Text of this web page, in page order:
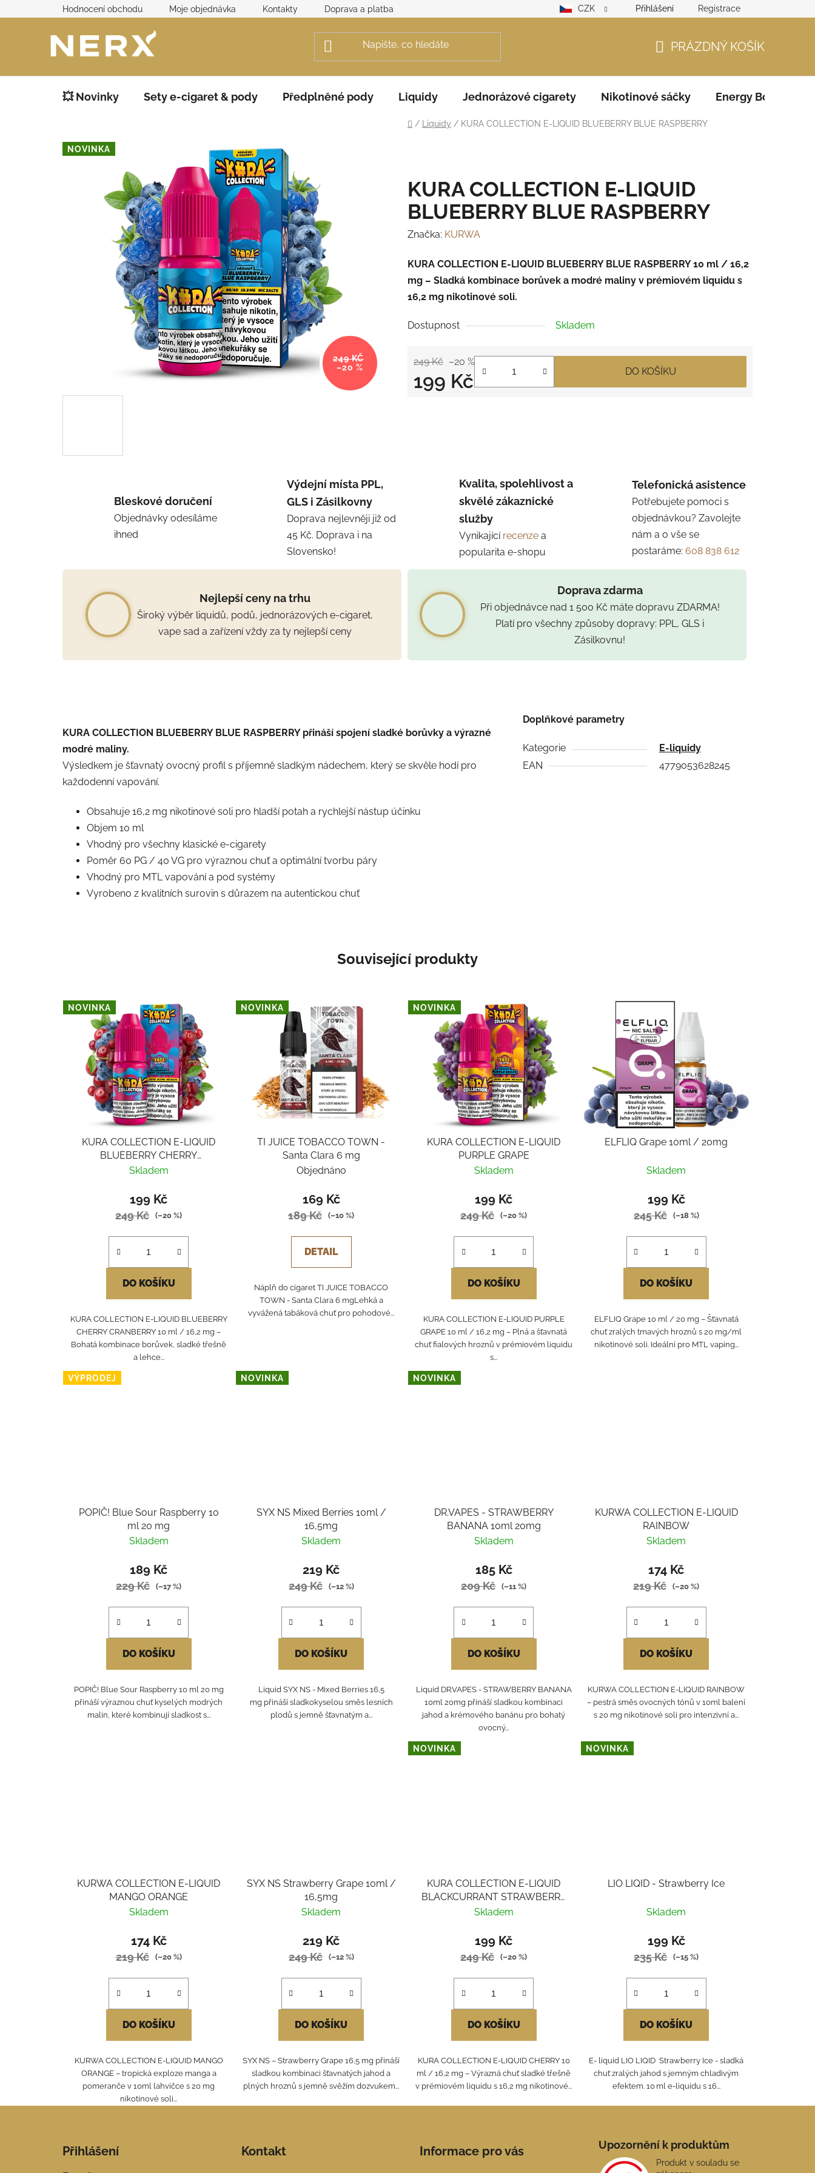
na
Hodnocení obchodu Moje objednávka Kontakty Doprava a platba Reklamační řád GDPR Zodpovědný prodejce – ověření věku
CZK Přihlášení Registrace
KOŠÍK
PRÁZDNÝ KOŠÍK
💥 Novinky Sety e-cigaret & pody Předplněné pody Liquidy Jednorázové cigarety Nikotinové sáčky Energy Boosters
Domů
/ Liquidy / KURA COLLECTION E-LIQUID BLUEBERRY BLUE RASPBERRY
KURA COLLECTION E-LIQUID
BLUEBERRY BLUE RASPBERRY
Značka: KURWA
KURA COLLECTION E-LIQUID BLUEBERRY BLUE RASPBERRY 10 ml / 16,2
mg – Sladká kombinace borůvek a modré maliny v prémiovém liquidu s
16,2 mg nikotinové soli.
Dostupnost Skladem
249 Kč –20 %
199 Kč DO KOŠÍKU
NOVINKA
249 KČ
–20 %
Bleskové doručení
Objednávky odesíláme
ihned
Výdejní místa PPL,
GLS i Zásilkovny
Doprava nejlevněji již od
45 Kč. Doprava i na
Slovensko!
Kvalita, spolehlivost a
skvělé zákaznické
služby
Vynikající recenze a
popularita e-shopu
Telefonická asistence
Potřebujete pomoci s
objednávkou? Zavolejte
nám a o vše se
postaráme: 608 838 612
Nejlepší ceny na trhu
Široký výběr liquidů, podů, jednorázových e-cigaret,
vape sad a zařízení vždy za ty nejlepší ceny
Doprava zdarma
Při objednávce nad 1 500 Kč máte dopravu ZDARMA!
Platí pro všechny způsoby dopravy: PPL, GLS i
Zásilkovnu!
KURA COLLECTION BLUEBERRY BLUE RASPBERRY přináší spojení sladké borůvky a výrazné
modré maliny.
Výsledkem je šťavnatý ovocný profil s příjemně sladkým nádechem, který se skvěle hodí pro
každodenní vapování.
Obsahuje 16,2 mg nikotinové soli pro hladší potah a rychlejší nástup účinku
Objem 10 ml
Vhodný pro všechny klasické e-cigarety
Poměr 60 PG / 40 VG pro výraznou chuť a optimální tvorbu páry
Vhodný pro MTL vapování a pod systémy
Vyrobeno z kvalitních surovin s důrazem na autentickou chuť
Doplňkové parametry
Kategorie
E-liquidy
EAN
4779053628245
Související produkty
NOVINKA
KURA COLLECTION E-LIQUID
BLUEBERRY CHERRY
CRANBERRY
Skladem
199 Kč
249 Kč (–20 %)
DO KOŠÍKU
KURA COLLECTION E-LIQUID BLUEBERRY
CHERRY CRANBERRY 10 ml / 16,2 mg –
Bohatá kombinace borůvek, sladké třešně
a lehce...
NOVINKA
TI JUICE TOBACCO TOWN -
Santa Clara 6 mg
Objednáno
169 Kč
189 Kč (–10 %)
DETAIL
Náplň do cigaret TI JUICE TOBACCO
TOWN - Santa Clara 6 mgLehká a
vyvážená tabáková chuť pro pohodové...
NOVINKA
KURA COLLECTION E-LIQUID
PURPLE GRAPE
Skladem
199 Kč
249 Kč (–20 %)
DO KOŠÍKU
KURA COLLECTION E-LIQUID PURPLE
GRAPE 10 ml / 16,2 mg – Plná a šťavnatá
chuť fialových hroznů v prémiovém liquidu
s...
ELFLIQ Grape 10ml / 20mg
Skladem
199 Kč
245 Kč (–18 %)
DO KOŠÍKU
ELFLIQ Grape 10 ml / 20 mg – Šťavnatá
chuť zralých tmavých hroznů s 20 mg/ml
nikotinové soli. Ideální pro MTL vaping...
VÝPRODEJ
POPIČ! Blue Sour Raspberry 10
ml 20 mg
Skladem
189 Kč
229 Kč (–17 %)
DO KOŠÍKU
POPIČ! Blue Sour Raspberry 10 ml 20 mg
přináší výraznou chuť kyselých modrých
malin, které kombinují sladkost s...
NOVINKA
SYX NS Mixed Berries 10ml /
16,5mg
Skladem
219 Kč
249 Kč (–12 %)
DO KOŠÍKU
Liquid SYX NS - Mixed Berries 16,5
mg přináší sladkokyselou směs lesních
plodů s jemně šťavnatým a...
NOVINKA
DR.VAPES - STRAWBERRY
BANANA 10ml 20mg
Skladem
185 Kč
209 Kč (–11 %)
DO KOŠÍKU
Liquid DR.VAPES - STRAWBERRY BANANA
10ml 20mg přináší sladkou kombinaci
jahod a krémového banánu pro bohatý
ovocný...
KURWA COLLECTION E-LIQUID
RAINBOW
Skladem
174 Kč
219 Kč (–20 %)
DO KOŠÍKU
KURWA COLLECTION E-LIQUID RAINBOW
– pestrá směs ovocných tónů v 10ml balení
s 20 mg nikotinové soli pro intenzivní a...
KURWA COLLECTION E-LIQUID
MANGO ORANGE
Skladem
174 Kč
219 Kč (–20 %)
DO KOŠÍKU
KURWA COLLECTION E-LIQUID MANGO
ORANGE – tropická exploze manga a
pomeranče v 10ml lahvičce s 20 mg
nikotinové soli...
SYX NS Strawberry Grape 10ml /
16,5mg
Skladem
219 Kč
249 Kč (–12 %)
DO KOŠÍKU
SYX NS – Strawberry Grape 16,5 mg přináší
sladkou kombinaci šťavnatých jahod a
plných hroznů s jemně svěžím dozvukem...
NOVINKA
KURA COLLECTION E-LIQUID
BLACKCURRANT STRAWBERRY
LIME ORANGE
Skladem
199 Kč
249 Kč (–20 %)
DO KOŠÍKU
KURA COLLECTION E-LIQUID CHERRY 10
ml / 16,2 mg – Výrazná chuť sladké třešně
v prémiovém liquidu s 16,2 mg nikotinové...
NOVINKA
LIO LIQID - Strawberry Ice
Skladem
199 Kč
235 Kč (–15 %)
DO KOŠÍKU
E- liquid LIO LIQID Strawberry Ice - sladká
chuť zralých jahod s jemným chladivým
efektem. 10 ml e-liquidu s 16...
Přihlášení Kontakt Informace pro vás Upozornění k produktům
Produkt v souladu se